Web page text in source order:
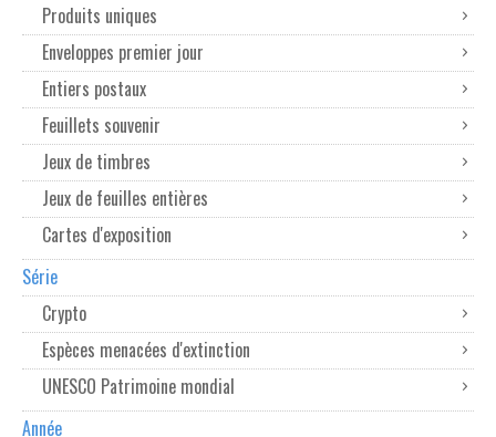
Produits uniques
Enveloppes premier jour
Entiers postaux
Feuillets souvenir
Jeux de timbres
Jeux de feuilles entières
Cartes d'exposition
Série
Crypto
Espèces menacées d'extinction
UNESCO Patrimoine mondial
Année